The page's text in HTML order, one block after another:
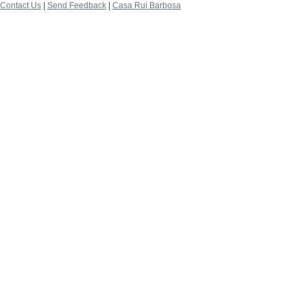
Contact Us
Send Feedback Casa Rui Barbosa